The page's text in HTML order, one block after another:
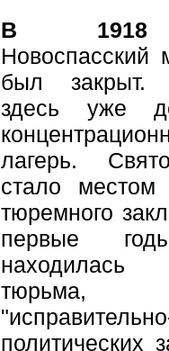
В 1918
Новоспасский
был
здесь уже
лагерь.
стало
тюремного
первые
находилась
тюрьма,
политических